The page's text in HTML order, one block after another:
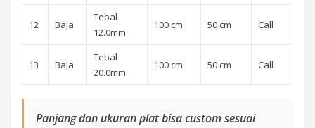
12 Baja
Tebal
12.0mm
100 cm 50 cm Call
13 Baja
Tebal
20.0mm
100 cm 50 cm Call
Panjang dan ukuran plat bisa custom sesuai